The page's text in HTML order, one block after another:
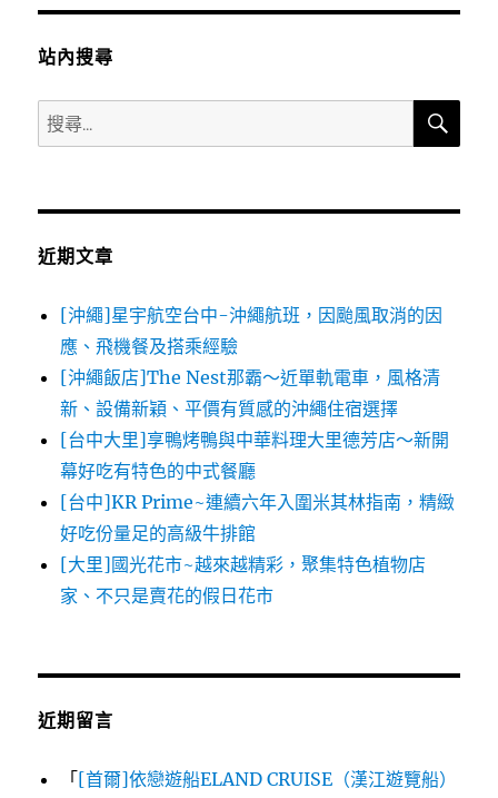
站內搜尋
搜
尋
鍵
搜
近期文章
[沖繩]星宇航空台中-沖繩航班，因颱風取消的因
應、飛機餐及搭乘經驗
[沖繩飯店]The Nest那霸～近單軌電車，風格清
新、設備新穎、平價有質感的沖繩住宿選擇
[台中大里]享鴨烤鴨與中華料理大里德芳店～新開
幕好吃有特色的中式餐廳
[台中]KR Prime~連續六年入圍米其林指南，精緻
好吃份量足的高級牛排館
[大里]國光花市~越來越精彩，聚集特色植物店
家、不只是賣花的假日花市
近期留言
「[首爾]依戀遊船ELAND CRUISE（漢江遊覽船）